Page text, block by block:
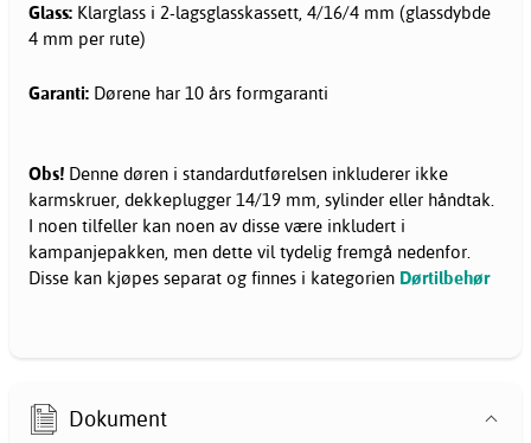
Glass: Klarglass i 2-lagsglasskassett, 4/16/4 mm (glassdybde
4 mm per rute)
Garanti: Dørene har 10 års formgaranti
Obs! Denne døren i standardutførelsen inkluderer ikke
karmskruer, dekkeplugger 14/19 mm, sylinder eller håndtak.
I noen tilfeller kan noen av disse være inkludert i
kampanjepakken, men dette vil tydelig fremgå nedenfor.
Disse kan kjøpes separat og finnes i kategorien Dørtilbehør
Dokument